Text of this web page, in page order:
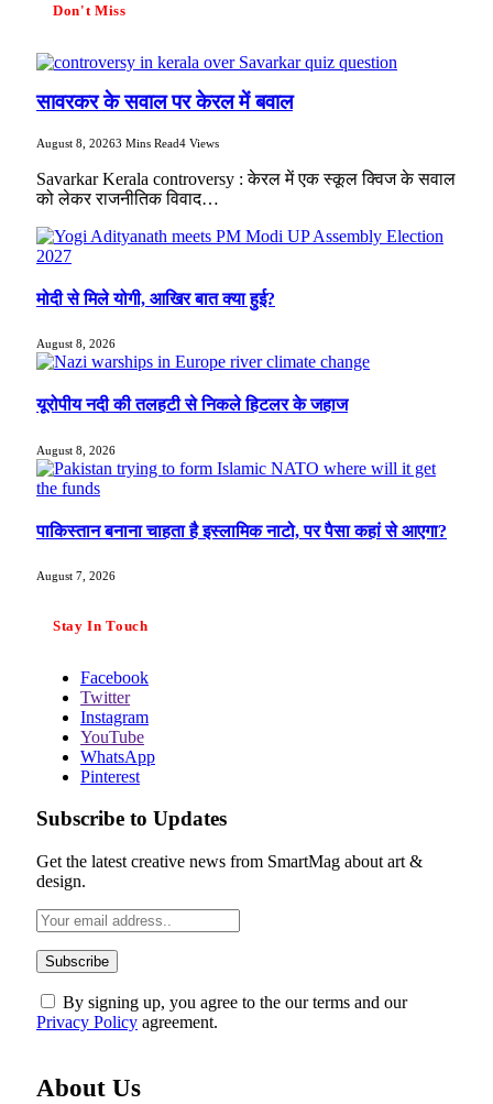
Don't Miss
सावरकर के सवाल पर केरल में बवाल
August 8, 20263 Mins Read4 Views
Savarkar Kerala controversy : केरल में एक स्कूल क्विज के सवाल
को लेकर राजनीतिक विवाद…
मोदी से मिले योगी, आखिर बात क्या हुई?
August 8, 2026
यूरोपीय नदी की तलहटी से निकले हिटलर के जहाज
August 8, 2026
पाकिस्तान बनाना चाहता है इस्लामिक नाटो, पर पैसा कहां से आएगा?
August 7, 2026
Stay In Touch
Facebook
Twitter
Instagram
YouTube
WhatsApp
Pinterest
Subscribe to Updates
Get the latest creative news from SmartMag about art &
design.
By signing up, you agree to the our terms and our
Privacy Policy agreement.
About Us